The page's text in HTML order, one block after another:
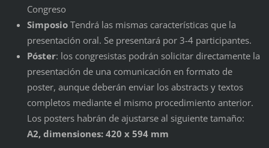
Congreso
Simposio Tendrá las mismas características que la
presentación oral. Se presentará por 3-4 participantes.
Póster: los congresistas podrán solicitar directamente la
presentación de una comunicación en formato de
poster, aunque deberán enviar los abstracts y textos
completos mediante el mismo procedimiento anterior.
Los posters habrán de ajustarse al siguiente tamaño:
A2, dimensiones: 420 x 594 mm